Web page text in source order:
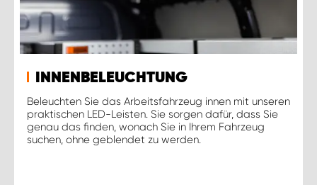
INNENBELEUCHTUNG
Beleuchten Sie das Arbeitsfahrzeug innen mit unseren
praktischen LED-Leisten. Sie sorgen dafür, dass Sie
genau das finden, wonach Sie in Ihrem Fahrzeug
suchen, ohne geblendet zu werden.